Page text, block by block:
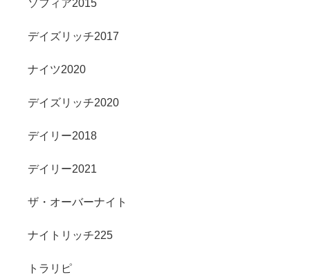
ソフィア2015
デイズリッチ2017
ナイツ2020
デイズリッチ2020
デイリー2018
デイリー2021
ザ・オーバーナイト
ナイトリッチ225
トラリピ